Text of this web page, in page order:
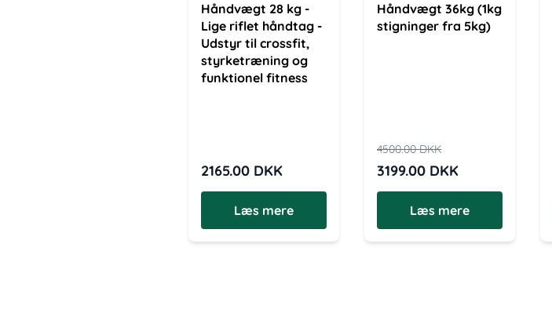
Håndvægt 28 kg -
Lige riflet håndtag -
Udstyr til crossfit,
styrketræning og
funktionel fitness
2165.00 DKK
Læs mere
Håndvægt 36kg (1kg
stigninger fra 5kg)
4500.00DKK
3199.00 DKK
Læs mere